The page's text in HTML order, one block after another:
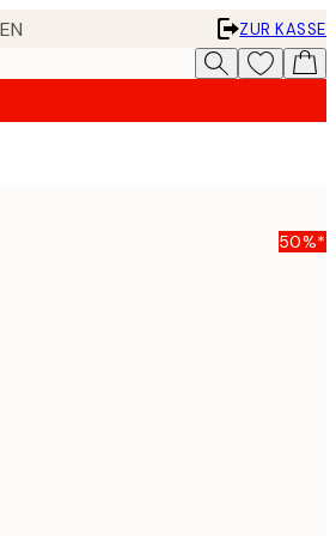
ZUR KASSE
50%*